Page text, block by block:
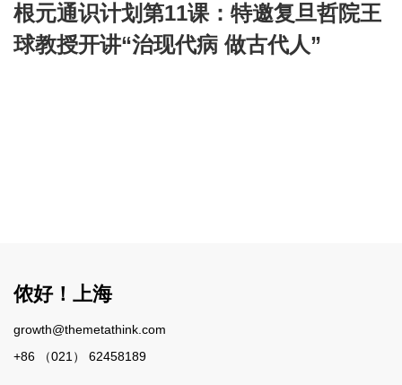
根元通识计划第11课：特邀复旦哲院王
球教授开讲“治现代病 做古代人”
侬好！上海
growth@themetathink.com
+86 （021） 62458189